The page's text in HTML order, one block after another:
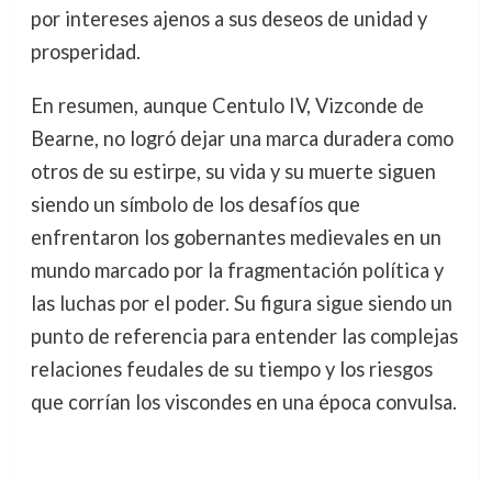
por intereses ajenos a sus deseos de unidad y
prosperidad.
En resumen, aunque Centulo IV, Vizconde de
Bearne, no logró dejar una marca duradera como
otros de su estirpe, su vida y su muerte siguen
siendo un símbolo de los desafíos que
enfrentaron los gobernantes medievales en un
mundo marcado por la fragmentación política y
las luchas por el poder. Su figura sigue siendo un
punto de referencia para entender las complejas
relaciones feudales de su tiempo y los riesgos
que corrían los viscondes en una época convulsa.